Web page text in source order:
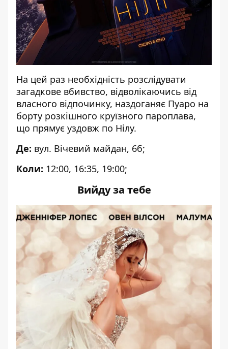
На цей раз необхідність розслідувати
загадкове вбивство, відволікаючись від
власного відпочинку, наздоганяє Пуаро на
борту розкішного круїзного пароплава,
що прямує уздовж по Нілу.
Де: вул. Вічевий майдан, 6б;
Коли: 12:00, 16:35, 19:00;
Вийду за тебе